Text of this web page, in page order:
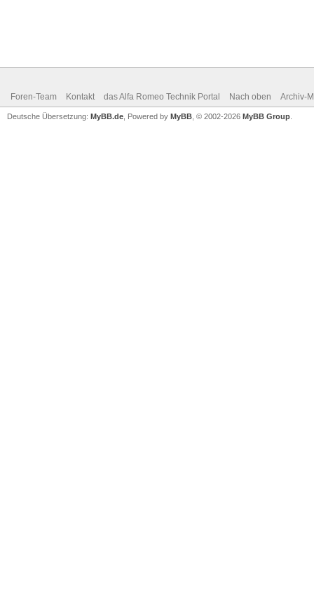
Foren-Team Kontakt das Alfa Romeo Technik Portal Nach oben Archiv-
Deutsche Übersetzung: MyBB.de , Powered by MyBB , © 2002-2026 MyBB Group